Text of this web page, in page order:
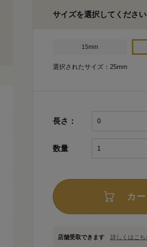
サイズを選択してください
15mm
選択されたサイズ：25mm
長さ：
数量
カ
店舗受取できます 詳しくはこち